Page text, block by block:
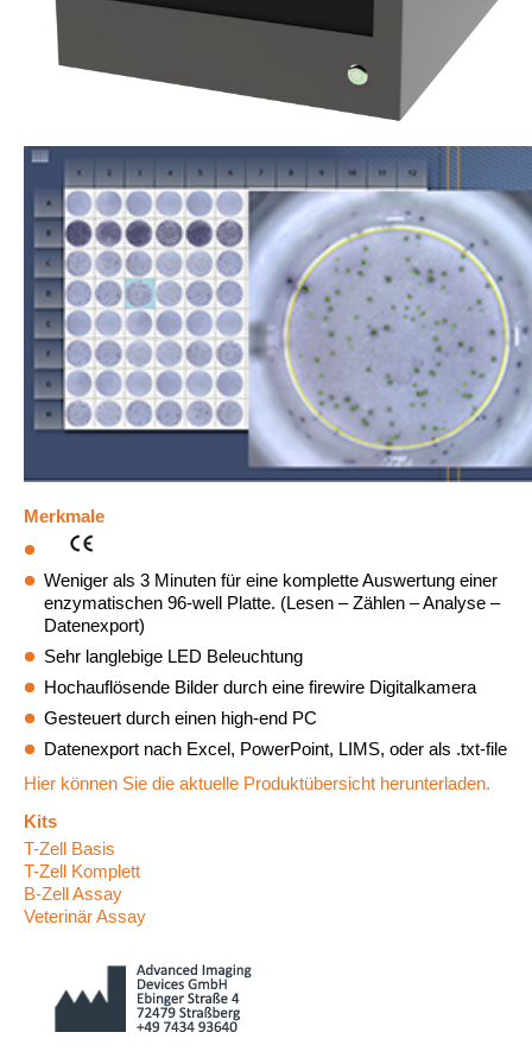
Merkmale
Weniger als 3 Minuten für eine komplette Auswertung einer
enzymatischen 96-well Platte. (Lesen – Zählen – Analyse –
Datenexport)
Sehr langlebige LED Beleuchtung
Hochauflösende Bilder durch eine firewire Digitalkamera
Gesteuert durch einen high-end PC
Datenexport nach Excel, PowerPoint, LIMS, oder als .txt-file
Hier können Sie die aktuelle Produktübersicht herunterladen.
Kits
T-Zell Basis
T-Zell Komplett
B-Zell Assay
Veterinär Assay
Statistik Cookies erfassen Informationen anonym.
Informationen helfen uns zu verstehen, wie unsere
Besucher unsere Website nutzen.
Matomo
Name:
_pk_ref, _pk_cvar, _pk_id,_pk_ses, mtm_consent,
mtm_consent_removed, matomo_ignore, matomo_sessid,
_pk_hsr
Anbieter:
https://www.aid-diagnostika.com
Zweck:
Anonyme Website-Statistiken
Cookie Laufzeit:
30 Minuten - 30 Jahre